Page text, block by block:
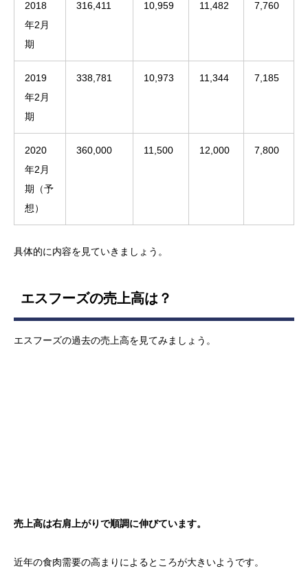
2018
年2月
期
316,411 10,959 11,482 7,760
2019
年2月
期
338,781 10,973 11,344 7,185
2020
年2月
期（予
想）
360,000 11,500 12,000 7,800
具体的に内容を見ていきましょう。
エスフーズの売上高は？
エスフーズの過去の売上高を見てみましょう。
売上高は右肩上がりで順調に伸びています。
近年の食肉需要の高まりによるところが大きいようです。